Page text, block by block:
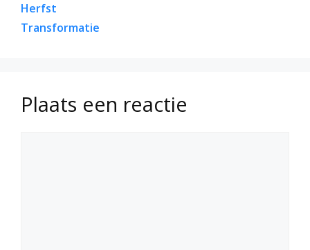
Herfst
Transformatie
Plaats een reactie